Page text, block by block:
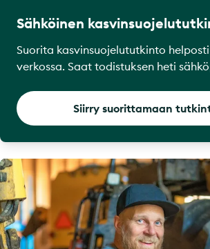
Sähköinen
Suorita kasvinsuojelututkinto
verkossa. Saat todistuksen heti
Siirry suorittamaan